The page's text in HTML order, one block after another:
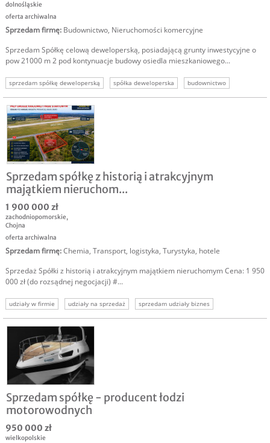
dolnośląskie
oferta archiwalna
Sprzedam firmę: Budownictwo, Nieruchomości komercyjne
Sprzedam Spółkę celową deweloperską, posiadającą grunty inwestycyjne o
pow 21000 m 2 pod kontynuacje budowy osiedla mieszkaniowego...
sprzedam spółkę deweloperską spółka deweloperska
budownictwo
sprzedaż spółki
Sprzedam spółkę z historią i atrakcyjnym
majątkiem nieruchom...
1 900 000 zł
zachodniopomorskie,
Chojna
oferta archiwalna
Sprzedam firmę:Chemia, Transport, logistyka, Turystyka, hotele
Sprzedaż Spółki z historią i atrakcyjnym majątkiem nieruchomym Cena: 1 950
000 zł (do rozsądnej negocjacji) #...
udziały w firmie udziały na sprzedaż
sprzedam udziały biznes
sprzedaż udziałów
udziały firma inżynieryjna
działka inwestycyjna
sprzedam spółkę nieruchomości
Sprzedam spółkę - producent łodzi
motorowodnych
950 000 zł
wielkopolskie